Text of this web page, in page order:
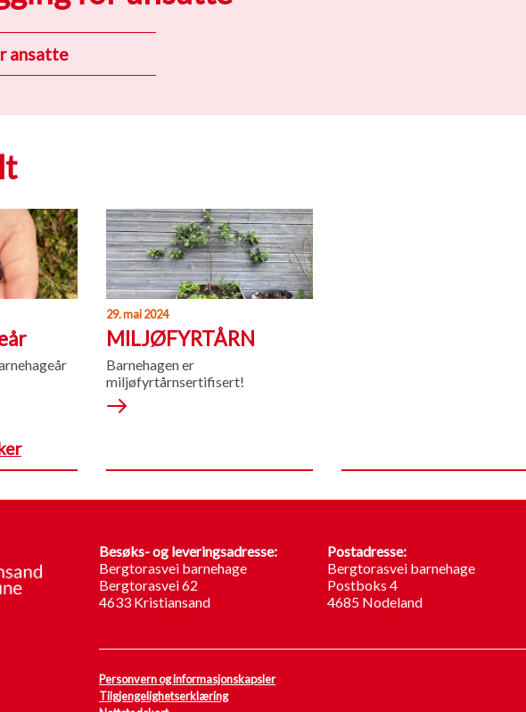
ansatte
29. mai 2024
MILJØFYRTÅRN
Barnehagen er
miljøfyrtårnsertifisert!
Besøks- og leveringsadresse:
Bergtorasvei barnehage
Bergtorasvei 62
4633 Kristiansand
Postadresse:
Bergtorasvei barnehage
Postboks 4
4685 Nodeland
Personvern og informasjonskapsler
Tilgjengelighetserklæring